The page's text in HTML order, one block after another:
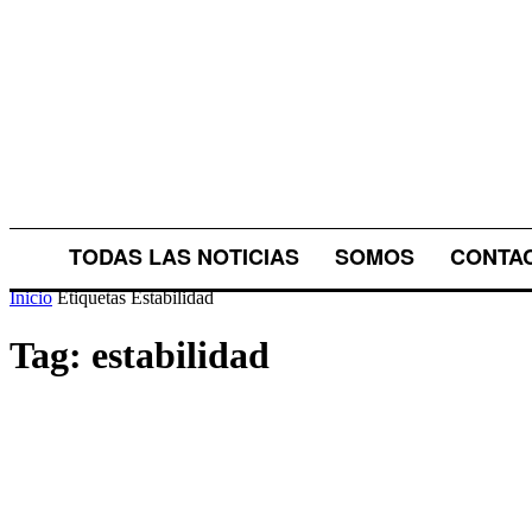
TODAS LAS NOTICIAS SOMOS
Inicio Etiquetas Estabilidad
Tag: estabilidad